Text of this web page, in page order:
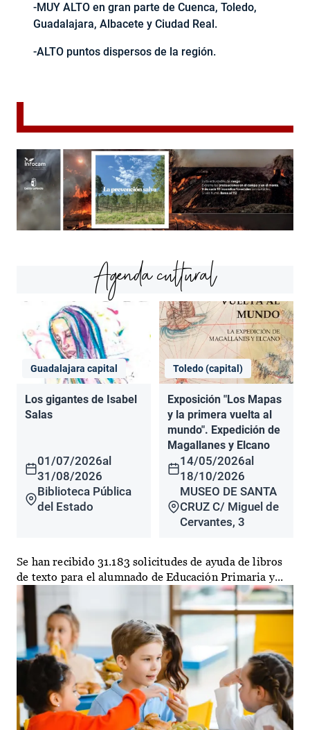
-MUY ALTO en gran parte de Cuenca, Toledo,
Guadalajara, Albacete y Ciudad Real.
-ALTO puntos dispersos de la región.
Agenda cultural
Guadalajara capital
Los gigantes de Isabel
Salas
01/07/2026al
31/08/2026
Biblioteca Pública
del Estado
Toledo (capital)
Exposición "Los Mapas
y la primera vuelta al
mundo". Expedición de
Magallanes y Elcano
14/05/2026al
18/10/2026
MUSEO DE SANTA
CRUZ C/ Miguel de
Cervantes, 3
Se han recibido 31.183 solicitudes de ayuda de libros
de texto para el alumnado de Educación Primaria y...